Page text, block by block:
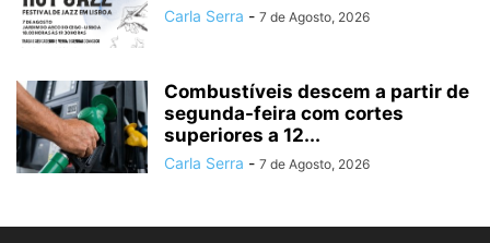
Carla Serra - 7 de Agosto, 2026
Combustíveis descem a partir de
segunda-feira com cortes
superiores a 12...
Carla Serra - 7 de Agosto, 2026